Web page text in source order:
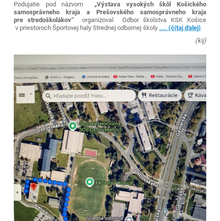
Podujatie pod názvom „Výstava vysokých škôl Košického
samosprávneho kraja a Prešovského samosprávneho kraja
pre stredoškolákov“
organizoval Odbor školstva KSK Košice
v priestoroch Športovej haly Strednej odbornej školy .... (čítaj ďalej)
(kij)